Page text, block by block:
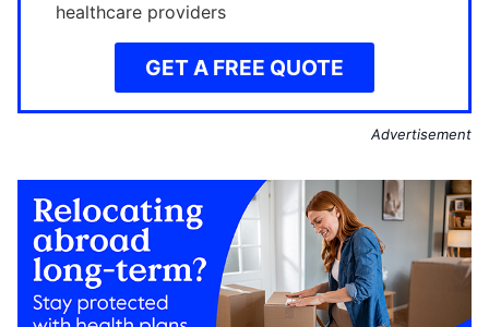
healthcare providers
GET A FREE QUOTE
Advertisement